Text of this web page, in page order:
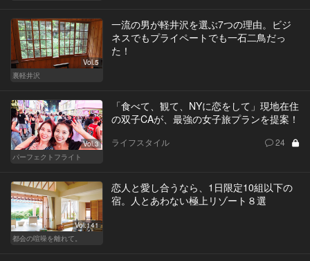
Vol.5
裏軽井沢
一流の男が軽井沢を選ぶ7つの理由。ビジ
ネスでもプライペートでも一石二鳥だっ
た！
Vol.3
パーフェクトフライト
「食べて、観て、NYに恋をして」現地在住
の双子CAが、最強の女子旅プランを提案！
ライフスタイル 24
Vol.141
都会の喧噪を離れて。
恋人と愛し合うなら、1日限定10組以下の
宿。人とあわない極上リゾート８選